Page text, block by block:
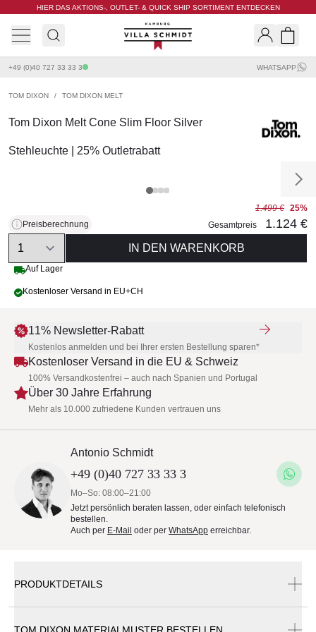
HIER DAS AKTIONS-, OUTLET- & QUICK SHIP SORTIMENT ENTDECKEN
Villa Schmidt
+49 (0)40 727 33 33 3 WHATSAPP
TOM DIXON / TOM DIXON MELT
Tom Dixon Melt Cone Slim Floor Silver
Stehleuchte | 25% Outletrabatt
Preisberechnung
1.499 € 25%
Gesamtpreis
1.124 €
Quantity
IN DEN WARENKORB
Auf Lager
Kostenloser Versand in EU+CH
11% Newsletter-Rabatt
Kostenlos anmelden und bei Ihrer ersten Bestellung sparen*
Kostenloser Versand in die EU & Schweiz
100% Versandkostenfrei – auch nach Spanien und Portugal
Über 30 Jahre Erfahrung
Mehr als 10.000 zufriedene Kunden vertrauen uns
Antonio Schmidt
+49 (0)40 727 33 33 3
Mo–So: 08:00–21:00
Jetzt persönlich beraten lassen, oder einfach telefonisch
bestellen.
Auch per E-Mail oder per WhatsApp erreichbar.
PRODUKTDETAILS
TOM DIXON MATERIALMUSTER BESTELLEN